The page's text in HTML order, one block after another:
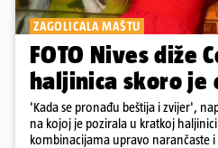
ZAGOLICALA MAŠTU
FOTO Nives diže
haljinica skoro je
'Kada se pronađu beštija i zvijer',
na kojoj je pozirala u kratkoj
kombinacijama upravo narančaste